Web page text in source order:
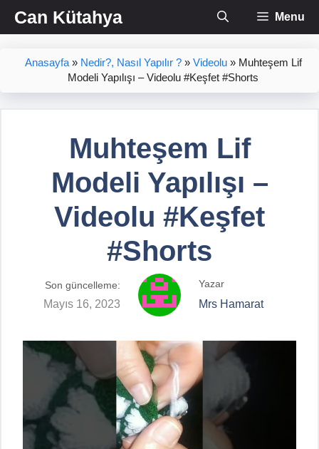
İçeriğe
atlaCan Kütahya Menu
Anasayfa» Nedir?, Nasıl Yapılır ?» Videolu» Muhteşem Lif
Modeli Yapılışı – Videolu #Keşfet #Shorts
Muhteşem Lif
Modeli Yapılışı –
Videolu #Keşfet
#Shorts
Son güncelleme:
Mayıs 16, 2023
Yazar
Mrs Hamarat